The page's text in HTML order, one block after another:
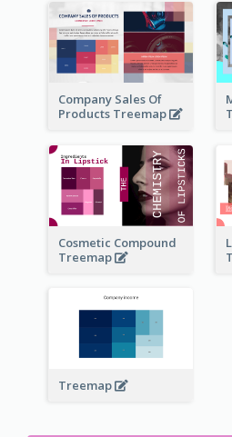
Company Sales Of
Products Treemap
Cosmetic Compound
Treemap
Treemap